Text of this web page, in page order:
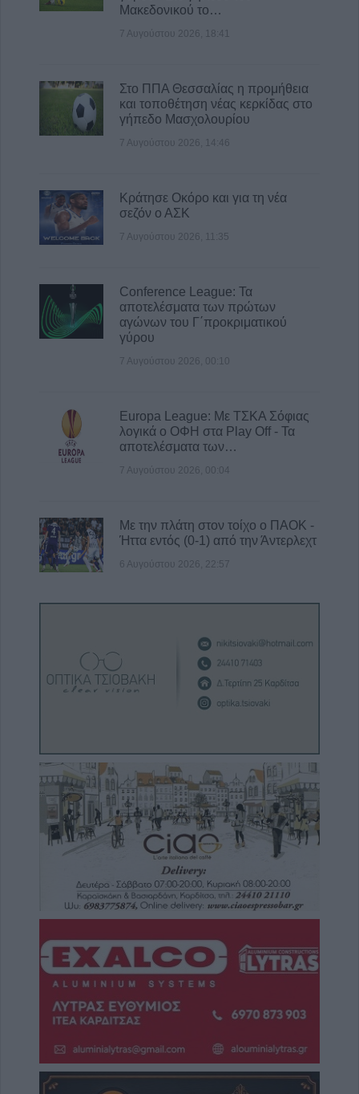
Μακεδονικού το…
7 Αυγούστου 2026, 18:41
Στο ΠΠΑ Θεσσαλίας η προμήθεια
και τοποθέτηση νέας κερκίδας στο
γήπεδο Μασχολουρίου
7 Αυγούστου 2026, 14:46
Κράτησε Οκόρο και για τη νέα
σεζόν ο ΑΣΚ
7 Αυγούστου 2026, 11:35
Conference League: Τα
αποτελέσματα των πρώτων
αγώνων του Γ΄προκριματικού
γύρου
7 Αυγούστου 2026, 00:10
Europa League: Με ΤΣΚΑ Σόφιας
λογικά ο ΟΦΗ στα Play Off - Τα
αποτελέσματα των…
7 Αυγούστου 2026, 00:04
Με την πλάτη στον τοίχο ο ΠΑΟΚ -
Ήττα εντός (0-1) από την Άντερλεχτ
6 Αυγούστου 2026, 22:57